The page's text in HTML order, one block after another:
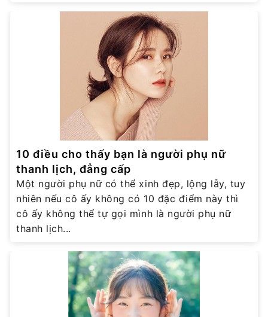
10 điều cho thấy bạn là người phụ nữ
thanh lịch, đẳng cấp
Một người phụ nữ có thể xinh đẹp, lộng lẫy, tuy
nhiên nếu cô ấy không có 10 đặc điểm này thì
cô ấy không thể tự gọi mình là người phụ nữ
thanh lịch...